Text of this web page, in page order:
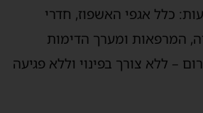
כלל אגפי האשפוז, חדרי
המרפאות ומערך הדימות
– ללא צורך בפינוי וללא פגיעה